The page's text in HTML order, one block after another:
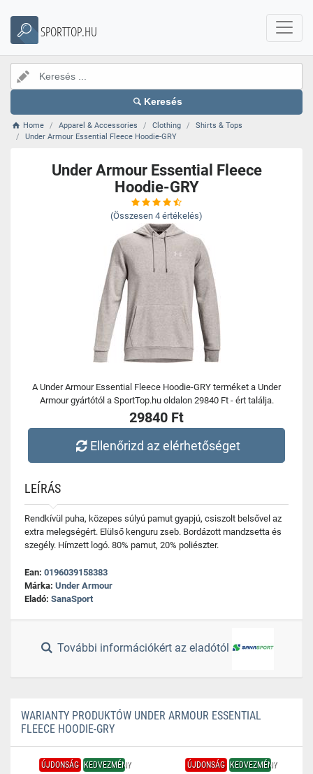
SPORTTOP.HU
Keresés
Home Apparel & Accessories Clothing
Shirts & Tops
Under Armour Essential Fleece Hoodie-GRY
Under Armour Essential Fleece
Hoodie-GRY
(Összesen 4 értékelés)
A Under Armour Essential Fleece Hoodie-GRY terméket a Under
Armour gyártótól a SportTop.hu oldalon 29840 Ft - ért találja.
29840 Ft
Ellenőrizd az elérhetőséget
LEÍRÁS
Rendkívül puha, közepes súlyú pamut gyapjú, csiszolt belsővel az
extra melegségért. Elülső kenguru zseb. Bordázott mandzsetta és
szegély. Hímzett logó. 80% pamut, 20% poliészter.
Ean: 0196039158383
Márka: Under Armour
Eladó: SanaSport
További információkért az eladótól
WARIANTY PRODUKTÓW UNDER ARMOUR ESSENTIAL
FLEECE HOODIE-GRY
ÚJDONSÁG KEDVEZMÉNY ÚJDONSÁG KEDVEZMÉNY